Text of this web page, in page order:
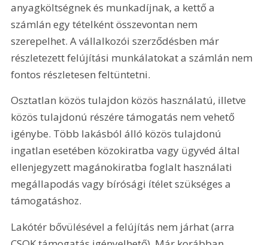
anyagköltségnek és munkadíjnak, a kettő a
számlán egy tételként összevontan nem
szerepelhet. A vállalkozói szerződésben már
részletezett felújítási munkálatokat a számlán nem
fontos részletesen feltüntetni.
Osztatlan közös tulajdon közös használatú, illetve
közös tulajdonú részére támogatás nem vehető
igénybe. Több lakásból álló közös tulajdonú
ingatlan esetében közokiratba vagy ügyvéd által
ellenjegyzett magánokiratba foglalt használati
megállapodás vagy bírósági ítélet szükséges a
támogatáshoz.
Lakótér bővülésével a felújítás nem járhat (arra